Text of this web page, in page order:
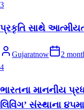
3
પ્રકૃતિ સાથે
Gujaratnow
2
4
ભારતના માનનીય
લિવિંગ’ સંસ્થાના